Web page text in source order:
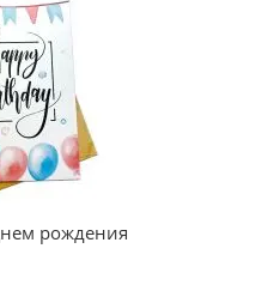
рождения